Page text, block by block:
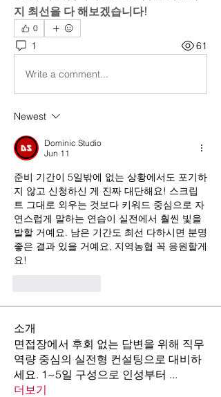
지 최선을 다 해보겠습니다!
0
1 61
Write a comment...
Newest
Dominic Studio
Jun 11
준비 기간이 5일밖에 없는 상황에서도 포기하
지 않고 신청하신 게 진짜 대단해요! 스크립
트 그대로 외우는 것보다 키워드 중심으로 자
연스럽게 말하는 연습이 실전에서 훨씬 빛을
발할 거예요. 남은 기간도 최선 다하시면 분명
좋은 결과 있을 거예요, 지역농협 꼭 응원할게
요!
소개
면접장에서 후회 없는 답변을 위해 직무
역량 중심의 실전형 컨설팅으로 대비하
세요. 1~5일 구성으로 인성부터 ...
더보기